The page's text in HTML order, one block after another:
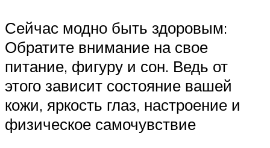
Сейчас модно быть здоровым:
Обратите внимание на свое
питание, фигуру и сон. Ведь от
этого зависит состояние вашей
кожи, яркость глаз, настроение и
физическое самочувствие